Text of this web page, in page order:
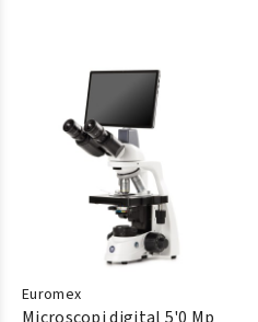
Euromex